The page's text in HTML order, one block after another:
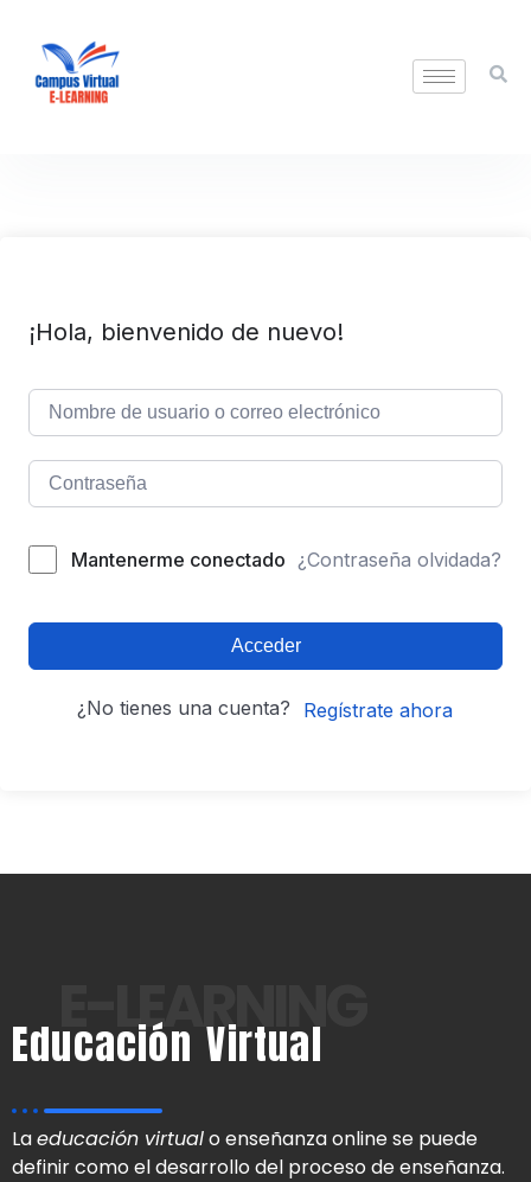
¡Hola, bienvenido de nuevo!
Mantenerme conectado ¿Contraseña olvidada?
Acceder
¿No tienes una cuenta? Regístrate ahora
E-LEARNING
Educación Virtual
Laeducación virtualo enseñanza online se puede
definir como el desarrollo del proceso de enseñanza.